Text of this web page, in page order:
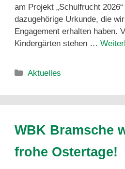
am Projekt „Schulfrucht
dazugehörige Urkunde, die
Engagement erhalten haben.
Kindergärten stehen …
Aktuelles
WBK Bramsche
frohe Ostertage!